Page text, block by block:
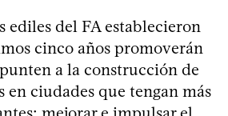
ediles del FA establecieron
cinco años promoverán
a la construcción de
en ciudades que tengan más